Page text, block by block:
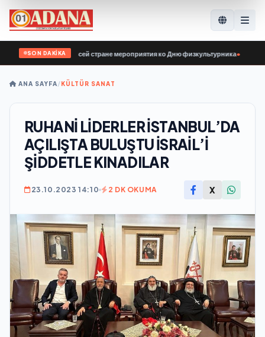
SON DAKİKA
провела по всей стране мероприятия ко Дню физкультурника• Ermenistan
ANA SAYFA/KÜLTÜR SANAT
RUHANİ LİDERLER İSTANBUL’DA
AÇILIŞTA BULUŞTU İSRAİL’İ
ŞİDDETLE KINADILAR
23.10.2023 14:10 2 DK OKUMA X